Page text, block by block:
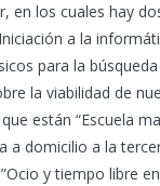
en los cuales hay
a la
para la
la viabilidad de
están “Escuela
a domicilio a la
y tiempo libre